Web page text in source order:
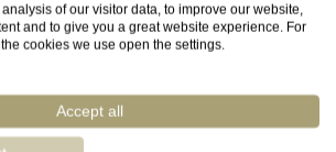
of our visitor data, to improve our website,
and to give you a great website experience. For
cookies we use open the settings.
Accept all